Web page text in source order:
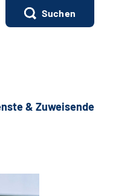
Suchen
& Zuweisende